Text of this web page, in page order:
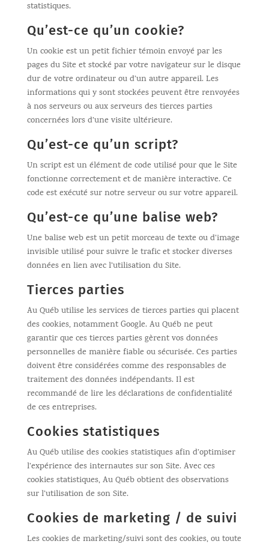
statistiques.
Qu’est-ce qu’un cookie?
Un cookie est un petit fichier témoin envoyé par les
pages du Site et stocké par votre navigateur sur le disque
dur de votre ordinateur ou d’un autre appareil. Les
informations qui y sont stockées peuvent être renvoyées
à nos serveurs ou aux serveurs des tierces parties
concernées lors d’une visite ultérieure.
Qu’est-ce qu’un script?
Un script est un élément de code utilisé pour que le Site
fonctionne correctement et de manière interactive. Ce
code est exécuté sur notre serveur ou sur votre appareil.
Qu’est-ce qu’une balise web?
Une balise web est un petit morceau de texte ou d’image
invisible utilisé pour suivre le trafic et stocker diverses
données en lien avec l’utilisation du Site.
Tierces parties
Au Québ utilise les services de tierces parties qui placent
des cookies, notamment Google. Au Québ ne peut
garantir que ces tierces parties gèrent vos données
personnelles de manière fiable ou sécurisée. Ces parties
doivent être considérées comme des responsables de
traitement des données indépendants. Il est
recommandé de lire les déclarations de confidentialité
de ces entreprises.
Cookies statistiques
Au Québ utilise des cookies statistiques afin d’optimiser
l’expérience des internautes sur son Site. Avec ces
cookies statistiques, Au Québ obtient des observations
sur l’utilisation de son Site.
Cookies de marketing / de suivi
Les cookies de marketing/suivi sont des cookies, ou toute